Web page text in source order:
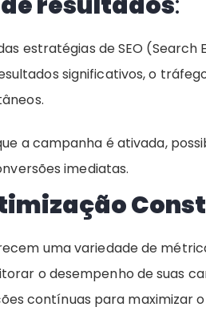
estratégias de SEO (Search
significativos, o
a campanha é ativada,
imediatas.
uma variedade de
o desempenho de suas
contínuas para maximizar